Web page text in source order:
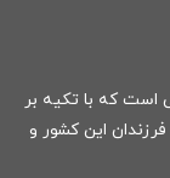
است که با تکیه بر
این کشور و